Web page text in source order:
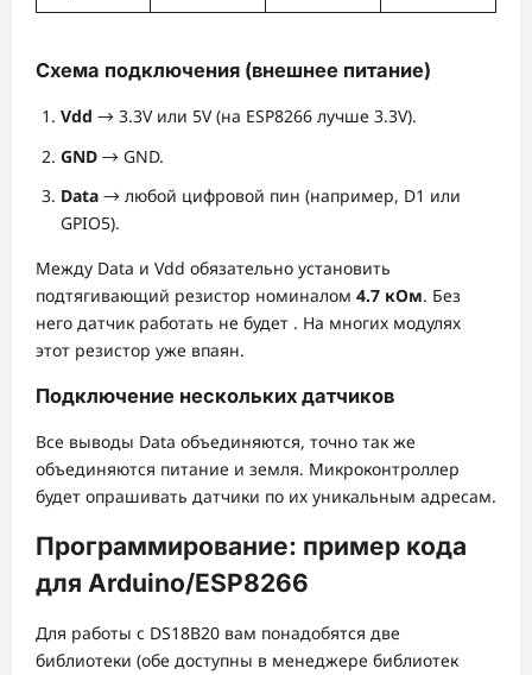
Схема подключения (внешнее питание)
Vdd → 3.3V или 5V (на ESP8266 лучше 3.3V).
GND → GND.
Data → любой цифровой пин (например, D1 или
GPIO5).
Между Data и Vdd обязательно установить
подтягивающий резистор номиналом 4.7 кОм. Без
него датчик работать не будет . На многих модулях
этот резистор уже впаян.
Подключение нескольких датчиков
Все выводы Data объединяются, точно так же
объединяются питание и земля. Микроконтроллер
будет опрашивать датчики по их уникальным адресам.
Программирование: пример кода
для Arduino/ESP8266
Для работы с DS18B20 вам понадобятся две
библиотеки (обе доступны в менеджере библиотек